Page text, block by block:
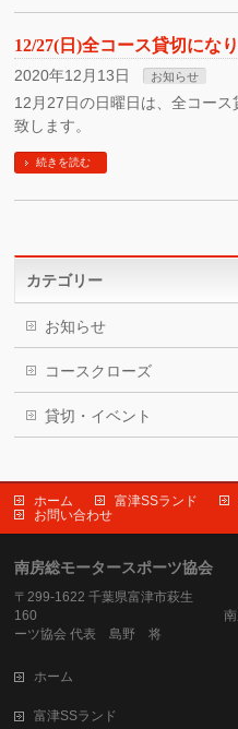
12/27(日)全コース貸切になり
2020年12月13日 お知らせ
12月27日の日曜日は、全コー
致します。
続きを読む
カテゴリー
お知らせ
コースクローズ
貸切・イベント
ホーム 富津SSランド
お問い合わせ
南房総モータースポーツ協会
〒299-1622 千葉県富津市萩生
160 南房総モー
ーツ協会 代表 島野 将
ホーム
富津SSランド